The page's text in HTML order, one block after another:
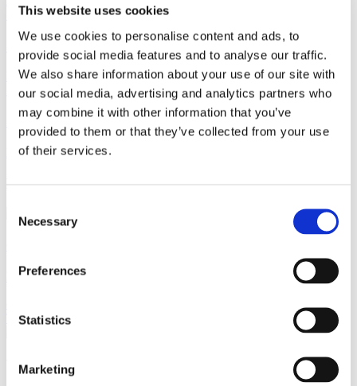
This website uses cookies
We use cookies to personalise content and ads, to
provide social media features and to analyse our traffic.
We also share information about your use of our site with
our social media, advertising and analytics partners who
may combine it with other information that you’ve
provided to them or that they’ve collected from your use
of their services.
Selection
Necessary
Preferences
Statistics
Marketing
Sagsomtale9. juli 2026
Gorrissen Federspiel rådgiver Omnidocs
Læs mere
Sagsomtale9. juli 2026
Gorrissen Federspiel rådgiver Urban Partners
Læs mere
Partner
T +45 33 41 42 30
Vi er et førende dansk advokatfirma med